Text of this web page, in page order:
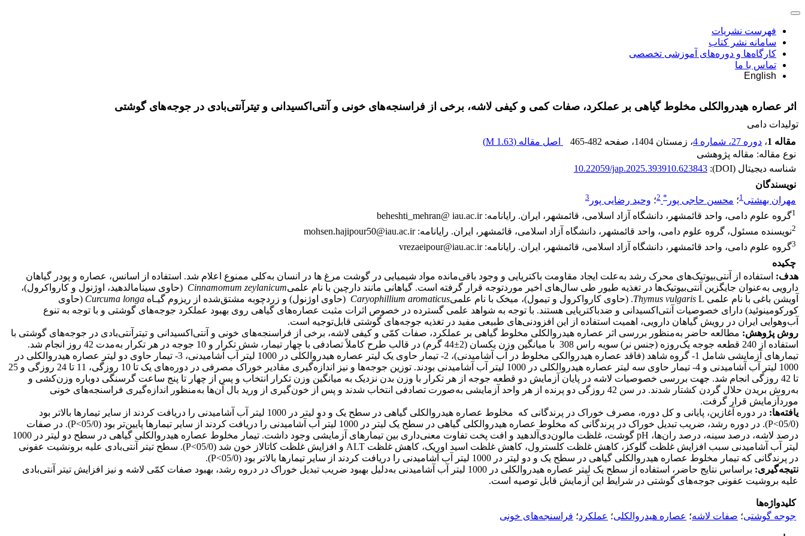
فهرست نشریات
سامانه نشر کتاب
کارگاه‌ها و دوره‌های آموزشی تخصصی
تماس با ما
English
اثر عصاره‌ هیدروالکلی مخلوط گیاهی بر عملکرد، صفات کمی و کیفی لاشه، برخی از فراسنجه‌های خونی و آنتی‌اکسیدانی و تیترآنتی‌بادی در جوجه‌های گوشتی
تولیدات دامی
مقاله 1
، دوره 27، شماره 4 ، زمستان 1404 ، صفحه 465-482 اصل مقاله (1.63 M
)
نوع مقاله: مقاله پژوهشی
شناسه دیجیتال (DOI):
10.22059/jap.2025.393910.623843
نویسندگان
مهران بهشتی1؛ محسن حاجی پور *
2؛ وحید رضایی پور 3
1گروه علوم دامی، واحد قائمشهر، دانشگاه آزاد اسلامی، قائمشهر، ایران. رایانامه: beheshti_mehran@ iau.ac.ir
2نویسنده مسئول، گروه علوم دامی، واحد قائمشهر، دانشگاه آزاد اسلامی، قائمشهر، ایران. رایانامه: mohsen.hajipour50@iau.ac.ir
3گروه علوم دامی، واحد قائمشهر، دانشگاه آزاد اسلامی، قائمشهر، ایران. رایانامه: vrezaeipour@iau.ac.ir
چکیده
هدف: استفاده از آنتی‌بیوتیک‌های محرک رشد به‌علت ایجاد مقاومت باکتریایی و وجود باقی‌مانده مواد شیمیایی در گوشت مرغ ها در انسان به‌کلی ممنوع اعلام شد. استفاده از اسانس، عصاره و پودر گیاهان
دارویی به‌عنوان جایگزین آنتی‌بیوتیک‌ها در تغذیه طیور طی سال‌های اخیر موردتوجه قرار گرفته است. گیاهانی مانند دارچین با نام علمیCinnamomum zeylanicum (حاوی سینامالدهید، اوژنول و کارواکرول)،
آویشن باغی با نام علمی
Thymus vulgaris L. (حاوی کارواکرول و تیمول)، میخک با نام علمی Caryophillium aromaticus (حاوی اوژنول) و زردچوبه مشتق‌شده از ریزوم گیـاه Curcuma longa
(حاوی
کورکومینوئید) دارای خصوصیات آنتی‌اکسیدانی و ضدباکتریایی هستند. با توجه به شواهد علمی گسترده در خصوص اثرات مثبت عصاره‌های گیاهی روی بهبود عملکرد جوجه‌های گوشتی و با توجه به تنوع
آب‌وهوایی ایران در رویش گیاهان دارویی، اهمیت استفاده از این افزودنی‌های طبیعی مفید در تغذیه جوجه‌های گوشتی قابل‌توجیه است.
روش پژوهش: مطالعه حاضر به‌منظور بررسی اثر عصاره‌ هیدروالکلی مخلوط گیاهی بر عملکرد، صفات کمّی و کیفی لاشه، برخی از فراسنجه‌های خونی و آنتی‌اکسیدانی و تیترآنتی‌بادی در جوجه‌های گوشتی با
استفاده از 240 قطعه جوجه یک‌روزه (جنس نر) سویه راس 308 با میانگین وزن یکسان (2±44 گرم) در قالب طرح کاملاً تصادفی با چهار تیمار، شش تکرار و 10 جوجه در هر تکرار به‌مدت 42 روز انجام شد.
تیمارهای آزمایشی شامل 1- گروه شاهد (فاقد عصاره هیدروالکی مخلوط در آب آشامیدنی)، 2- تیمار حاوی یک ‌لیتر عصاره هیدروالکلی در 1000 لیتر آب آشامیدنی، 3- تیمار حاوی دو لیتر عصاره هیدروالکلی در
1000 لیتر آب آشامیدنی و 4- تیمار حاوی سه ‌لیتر عصاره هیدروالکلی در 1000 لیتر آب آشامیدنی بودند. توزین جوجه‌ها و نیز اندازه‌گیری مقادیر خوراک مصرفی در دوره‌های یک تا 10 روزگی، 11 تا 24 روزگی و 25
تا 42 روزگی انجام شد. جهت بررسی خصوصیات لاشه در پایان آزمایش دو قطعه جوجه از هر تکرار با وزن بدن نزدیک به میانگین وزن تکرار انتخاب و پس از چهار تا پنج ساعت گرسنگی دوباره وزن‌کشی و
به‌روش بریدن حلال گردن کشتار شدند. در سن 42 روزگی دو پرنده از هر واحد آزمایشی به‌صورت تصادفی انتخاب شدند و پس از خون‌گیری از ورید بال آن‌ها به‌منظور اندازه‌گیری فراسنجه‌های خونی
موردآزمایش قرار گرفت.
یافته‌ها:
در دوره آغازین، پایانی و کل دوره، مصرف خوراک در پرندگانی که مخلوط عصاره هیدروالکلی گیاهی در سطح یک و دو لیتر در 1000 لیتر آب آشامیدنی را دریافت کردند از سایر تیمارها بالاتر بود
(05/0>P). در دوره رشد، ضریب تبدیل خوراک در پرندگانی که مخلوط عصاره هیدروالکلی گیاهی در سطح یک لیتر در 1000 لیتر آب آشامیدنی را دریافت کردند از سایر تیمارها پایین‌تر بود (05/0>P). در صفات
درصد لاشه، درصد سینه، درصد ران‌ها، pH گوشت، غلظت مالون‌دی‌آلدهید و افت پخت تفاوت معنی‌داری بین تیمارهای آزمایشی وجود داشت. تیمار مخلوط عصاره هیدروالکلی گیاهی در سطح دو لیتر در 1000
لیتر آب آشامیدنی سبب افزایش غلظت گلوکز، کاهش غلظت کلسترول، کاهش غلظت اسید اوریک، کاهش غلظت ALT و افزایش غلظت کاتالاز خون شد (05/0>P). سطح تیتر آنتی‌بادی علیه برونشیت عفونی
در پرندگانی که تیمار مخلوط عصاره هیدروالکلی گیاهی در سطح یک و دو لیتر در 1000 لیتر آب آشامیدنی را دریافت کردند از سایر تیمارها بالاتر بود (05/0>P).
نتیجه‌گیری:
براساس نتایج حاضر، استفاده از سطح یک لیتر عصاره هیدروالکلی در 1000 لیتر آب آشامیدنی به‌دلیل بهبود ضریب تبدیل خوراک در دروه رشد، بهبود صفات کمّی لاشه و نیز افزایش تیتر آنتی‌بادی
علیه بروشیت عفونی جوجه‌های گوشتی در شرایط این آزمایش قابل توصیه است.
کلیدواژه‌ها
جوجه گوشتی؛ صفات لاشه؛ عصاره هیدروالکلی؛ عملکرد؛ فراسنجه‌های خونی